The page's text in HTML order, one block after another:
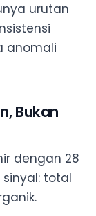
urutan
anomali
Bukan
dengan 28
total